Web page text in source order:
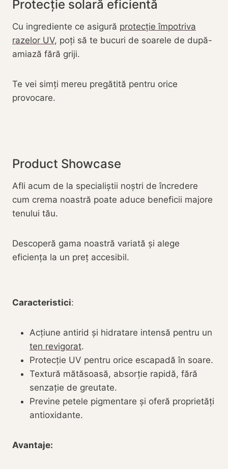
Protecție solară eficientă
Cu ingrediente ce asigură protecție împotriva
razelor UV, poți să te bucuri de soarele de după-
amiază fără griji.
Te vei simți mereu pregătită pentru orice
provocare.
Product Showcase
Afli acum de la specialiștii noștri de încredere
cum crema noastră poate aduce beneficii majore
tenului tău.
Descoperă gama noastră variată și alege
eficiența la un preț accesibil.
Caracteristici:
Acțiune antirid și hidratare intensă pentru un
ten revigorat.
Protecție UV pentru orice escapadă în soare.
Textură mătăsoasă, absorție rapidă, fără
senzație de greutate.
Previne petele pigmentare și oferă proprietăți
antioxidante.
Avantaje: